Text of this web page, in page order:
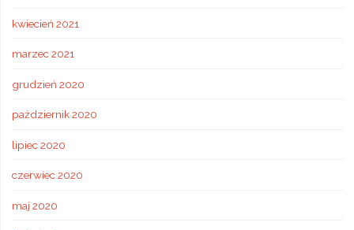
kwiecień 2021
marzec 2021
grudzień 2020
październik 2020
lipiec 2020
czerwiec 2020
maj 2020